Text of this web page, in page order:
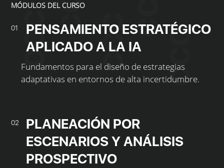
MÓDULOS DEL CURSO
01
PENSAMIENTO ESTRATÉGICO
APLICADO A LA IA
Fundamentos para el diseño de estrategias
adaptativas en entornos de alta incertidumbre.
02
PLANEACIÓN POR
ESCENARIOS Y ANÁLISIS
PROSPECTIVO